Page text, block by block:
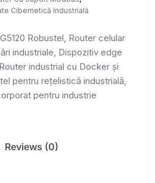
Cibernetică Industrială
Robustel, Router celular
industriale, Dispozitiv edge
industrial cu Docker și
pentru rețelistică industrială,
pentru industrie
Reviews (0)